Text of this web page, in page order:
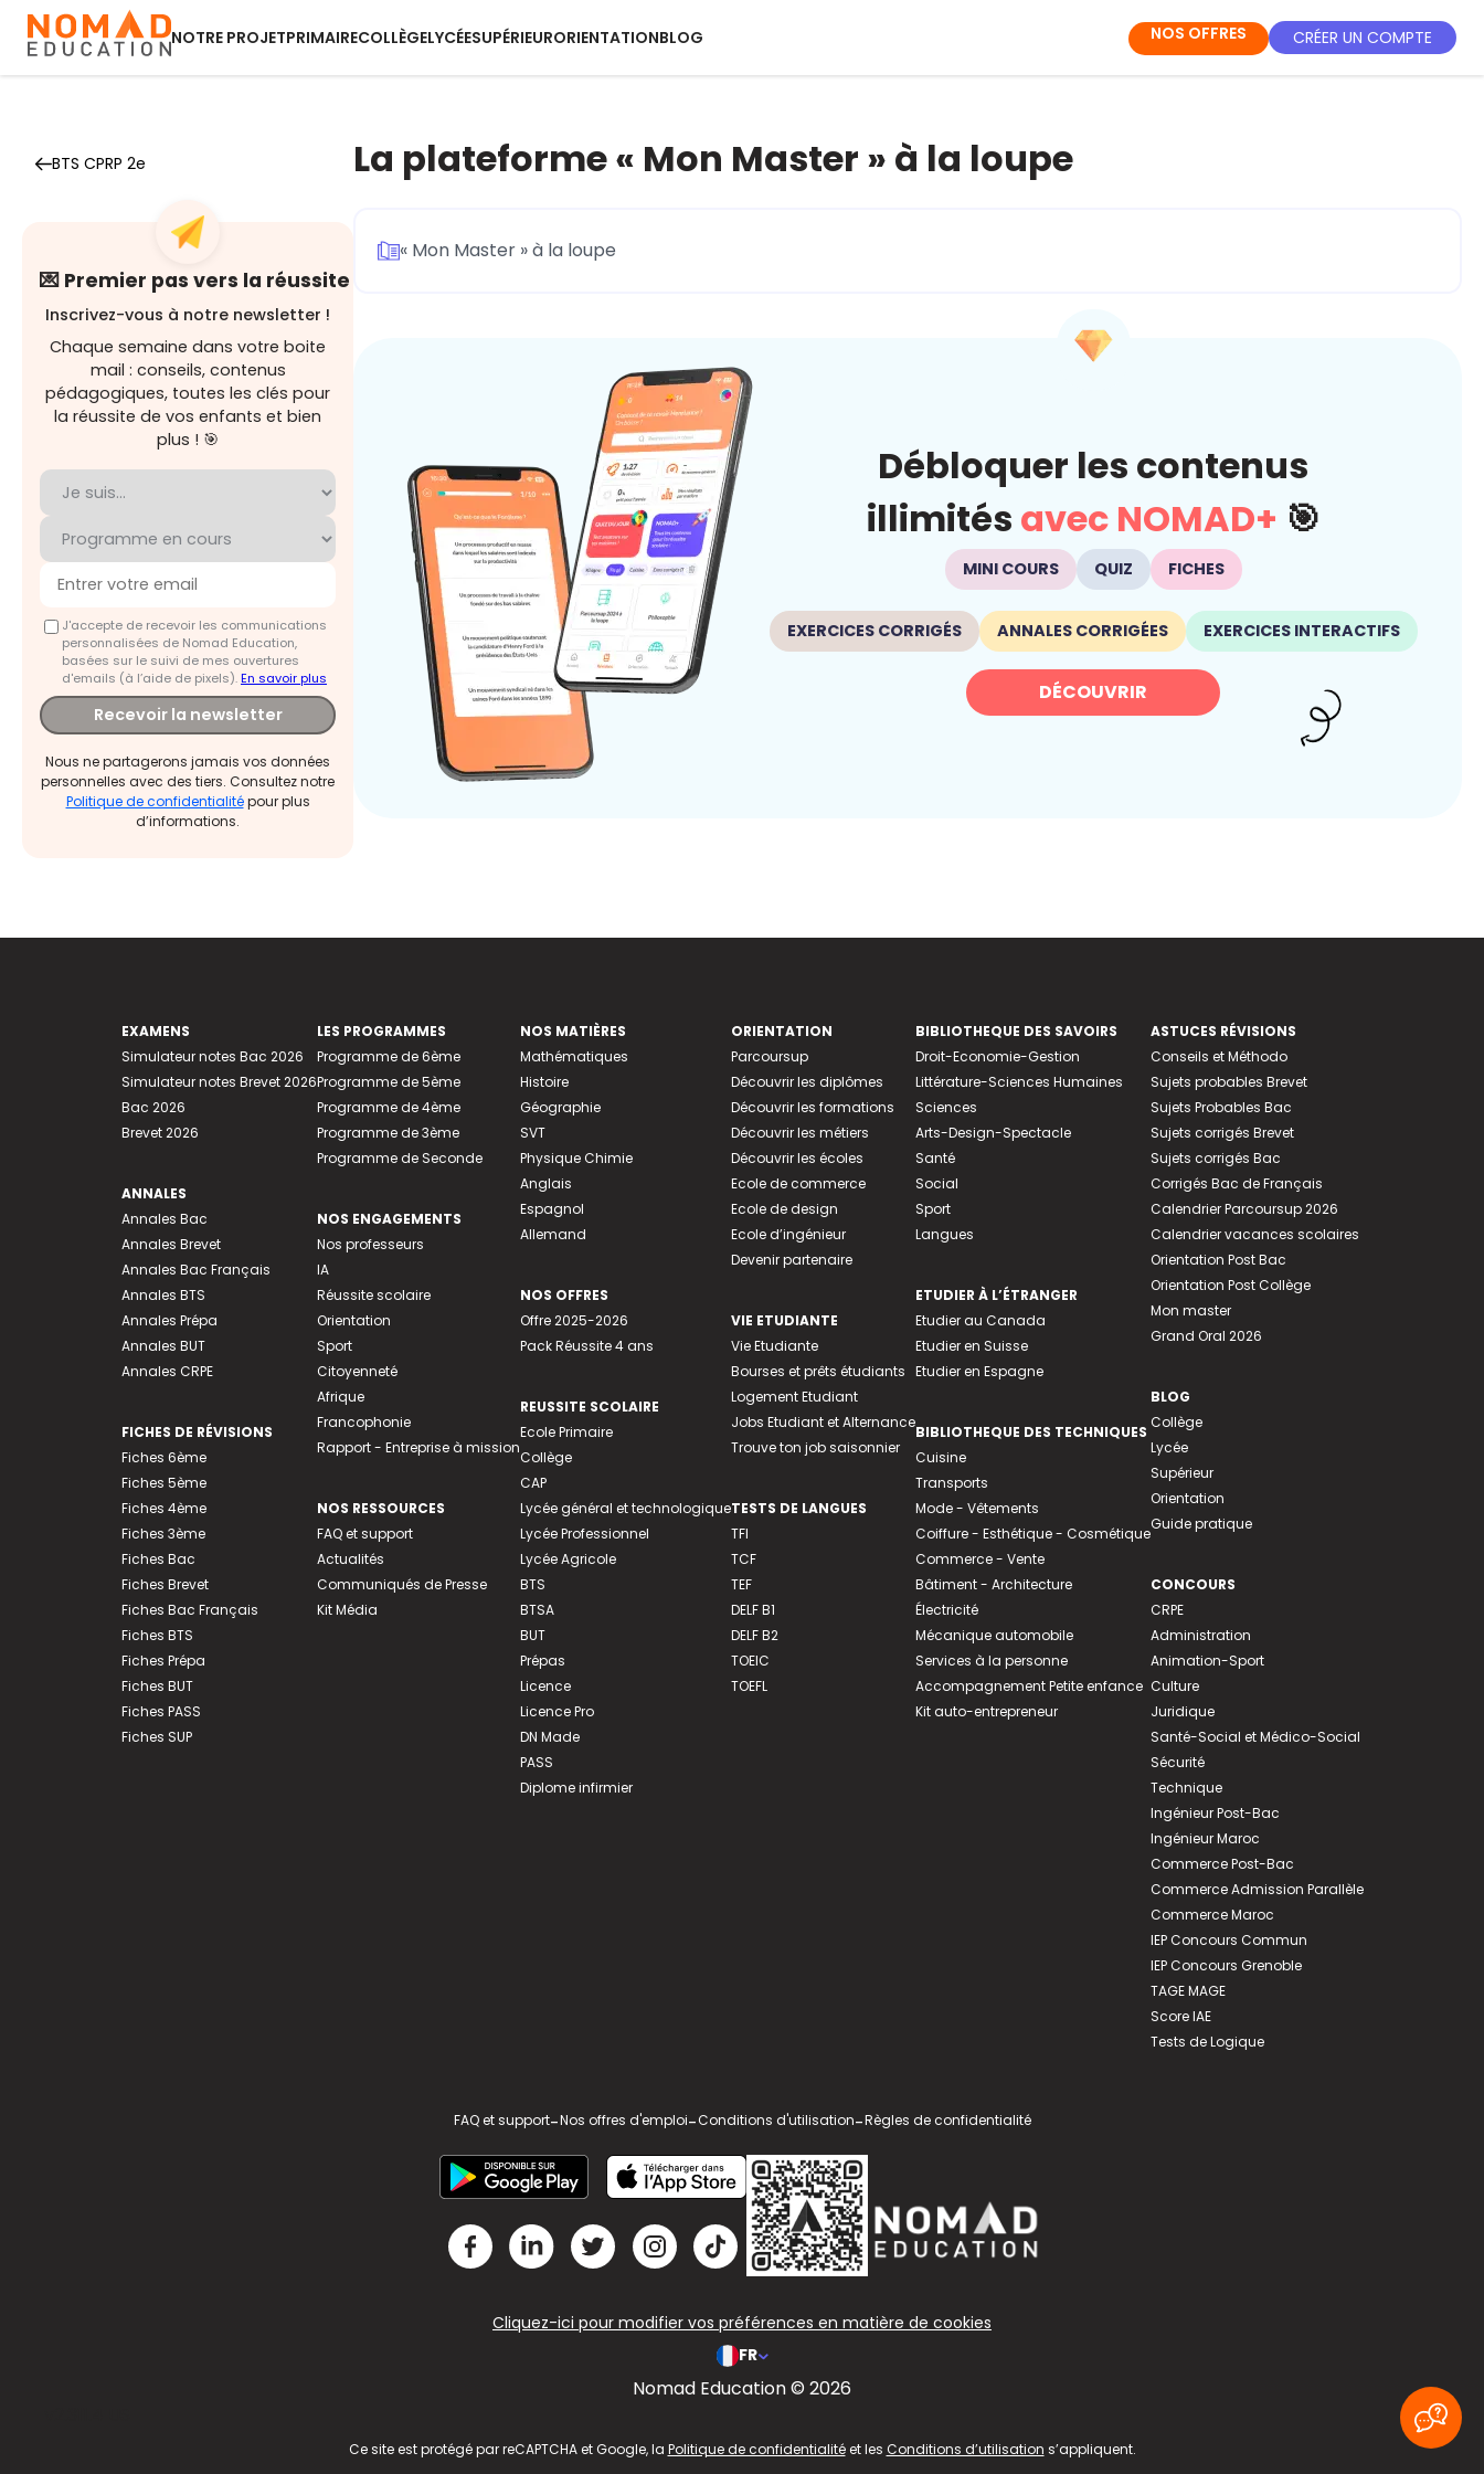
NOTRE PROJETPRIMAIRECOLLÈGELYCÉESUPÉRIEURORIENTATIONBLOG NOS OFFRES CRÉER UN COMPTE
BTS CPRP 2e
💌 Premier pas vers la réussite
Inscrivez-vous à notre newsletter !
Chaque semaine dans votre boite
mail : conseils, contenus
pédagogiques, toutes les clés pour
la réussite de vos enfants et bien
plus ! 🎯
J'accepte de recevoir les communications
personnalisées de Nomad Education,
basées sur le suivi de mes ouvertures
d'emails (à l’aide de pixels).En savoir plus
Recevoir la newsletter
Nous ne partagerons jamais vos données
personnelles avec des tiers. Consultez notre
Politique de confidentialitépour plus
d’informations.
La plateforme « Mon Master » à la loupe
« Mon Master » à la loupe
Débloquer les contenus
illimités avec NOMAD+ 🎯
MINI COURS QUIZ FICHES
EXERCICES CORRIGÉS ANNALES CORRIGÉES EXERCICES INTERACTIFS
DÉCOUVRIR
EXAMENS
Simulateur notes Bac 2026
Simulateur notes Brevet 2026
Bac 2026
Brevet 2026
ANNALES
Annales Bac
Annales Brevet
Annales Bac Français
Annales BTS
Annales Prépa
Annales BUT
Annales CRPE
FICHES DE RÉVISIONS
Fiches 6ème
Fiches 5ème
Fiches 4ème
Fiches 3ème
Fiches Bac
Fiches Brevet
Fiches Bac Français
Fiches BTS
Fiches Prépa
Fiches BUT
Fiches PASS
Fiches SUP
LES PROGRAMMES
Programme de 6ème
Programme de 5ème
Programme de 4ème
Programme de 3ème
Programme de Seconde
NOS ENGAGEMENTS
Nos professeurs
IA
Réussite scolaire
Orientation
Sport
Citoyenneté
Afrique
Francophonie
Rapport - Entreprise à mission
NOS RESSOURCES
FAQ et support
Actualités
Communiqués de Presse
Kit Média
NOS MATIÈRES
Mathématiques
Histoire
Géographie
SVT
Physique Chimie
Anglais
Espagnol
Allemand
NOS OFFRES
Offre 2025-2026
Pack Réussite 4 ans
REUSSITE SCOLAIRE
Ecole Primaire
Collège
CAP
Lycée général et technologique
Lycée Professionnel
Lycée Agricole
BTS
BTSA
BUT
Prépas
Licence
Licence Pro
DN Made
PASS
Diplome infirmier
ORIENTATION
Parcoursup
Découvrir les diplômes
Découvrir les formations
Découvrir les métiers
Découvrir les écoles
Ecole de commerce
Ecole de design
Ecole d’ingénieur
Devenir partenaire
VIE ETUDIANTE
Vie Etudiante
Bourses et prêts étudiants
Logement Etudiant
Jobs Etudiant et Alternance
Trouve ton job saisonnier
TESTS DE LANGUES
TFI
TCF
TEF
DELF B1
DELF B2
TOEIC
TOEFL
BIBLIOTHEQUE DES SAVOIRS
Droit-Economie-Gestion
Littérature-Sciences Humaines
Sciences
Arts-Design-Spectacle
Santé
Social
Sport
Langues
ETUDIER À L’ÉTRANGER
Etudier au Canada
Etudier en Suisse
Etudier en Espagne
BIBLIOTHEQUE DES TECHNIQUES
Cuisine
Transports
Mode - Vêtements
Coiffure - Esthétique - Cosmétique
Commerce - Vente
Bâtiment - Architecture
Électricité
Mécanique automobile
Services à la personne
Accompagnement Petite enfance
Kit auto-entrepreneur
ASTUCES RÉVISIONS
Conseils et Méthodo
Sujets probables Brevet
Sujets Probables Bac
Sujets corrigés Brevet
Sujets corrigés Bac
Corrigés Bac de Français
Calendrier Parcoursup 2026
Calendrier vacances scolaires
Orientation Post Bac
Orientation Post Collège
Mon master
Grand Oral 2026
BLOG
Collège
Lycée
Supérieur
Orientation
Guide pratique
CONCOURS
CRPE
Administration
Animation-Sport
Culture
Juridique
Santé-Social et Médico-Social
Sécurité
Technique
Ingénieur Post-Bac
Ingénieur Maroc
Commerce Post-Bac
Commerce Admission Parallèle
Commerce Maroc
IEP Concours Commun
IEP Concours Grenoble
TAGE MAGE
Score IAE
Tests de Logique
FAQ et support-Nos offres d'emploi-Conditions d'utilisation-Règles de confidentialité
Cliquez-ici pour modifier vos préférences en matière de cookies
FR
Nomad Education © 2026
Ce site est protégé par reCAPTCHA et Google, la Politique de confidentialitéet les Conditions d’utilisation s’appliquent.